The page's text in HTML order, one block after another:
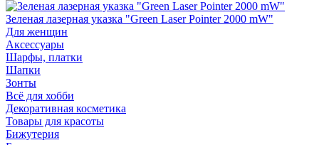
Зеленая лазерная указка "Green Laser Pointer 2000 mW"
Для женщин
Аксессуары
Шарфы, платки
Шапки
Зонты
Всё для хобби
Декоративная косметика
Товары для красоты
Бижутерия